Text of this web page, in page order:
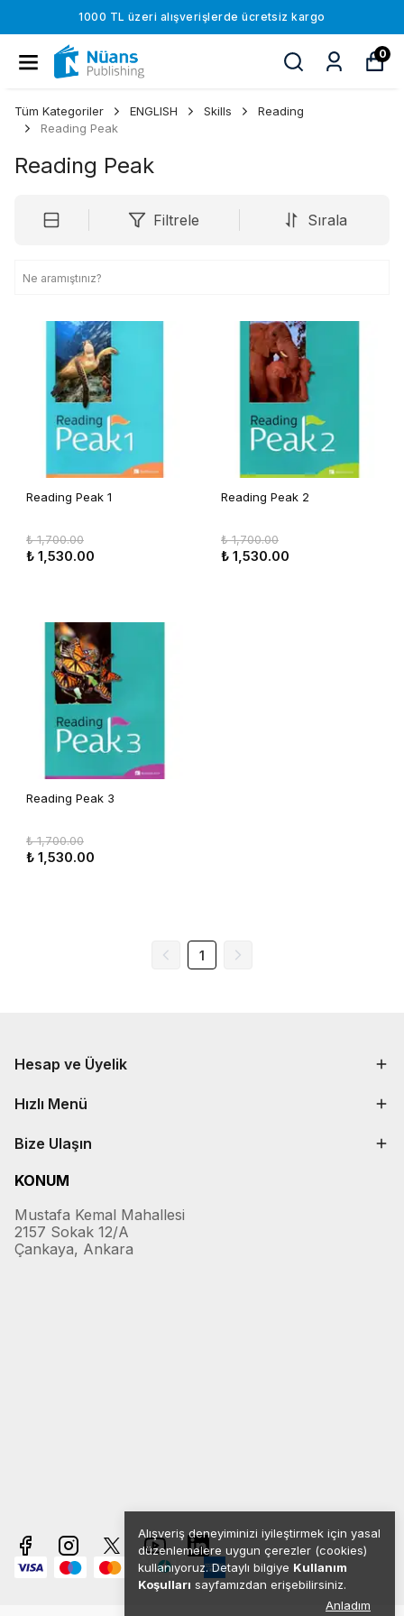
1000 TL üzeri alışverişlerde ücretsiz kargo
0
Alışveriş deneyiminizi iyileştirmek için yasal
düzenlemelere uygun çerezler (cookies)
kullanıyoruz. Detaylı bilgiye Kullanım
Koşulları sayfamızdan erişebilirsiniz.
Anladım
Tüm Kategoriler ENGLISH Skills
Reading
Reading Peak
Reading Peak
Filtrele Sırala
Reading Peak 1
₺ 1,700.00
₺ 1,530.00
Reading Peak 2
₺ 1,700.00
₺ 1,530.00
Reading Peak 3
₺ 1,700.00
₺ 1,530.00
1
Hesap ve Üyelik
Hızlı Menü
Bize Ulaşın
KONUM
Mustafa Kemal Mahallesi
2157 Sokak 12/A
Çankaya, Ankara